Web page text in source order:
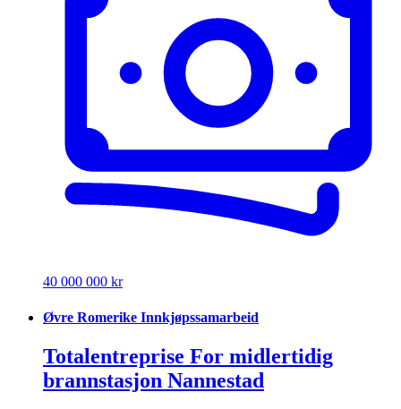
40 000 000 kr
Øvre Romerike Innkjøpssamarbeid
Totalentreprise For midlertidig
brannstasjon Nannestad